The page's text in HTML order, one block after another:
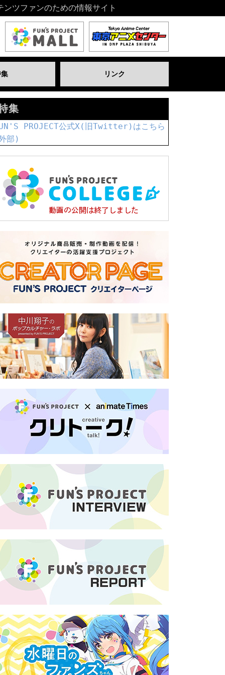
ツファンのための情報サイト
リンク
集
PROJECT公式X(旧Twitter)はこちら
部)